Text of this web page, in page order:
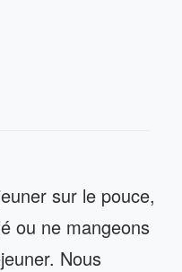
sur le pouce,
ou ne mangeons
Nous